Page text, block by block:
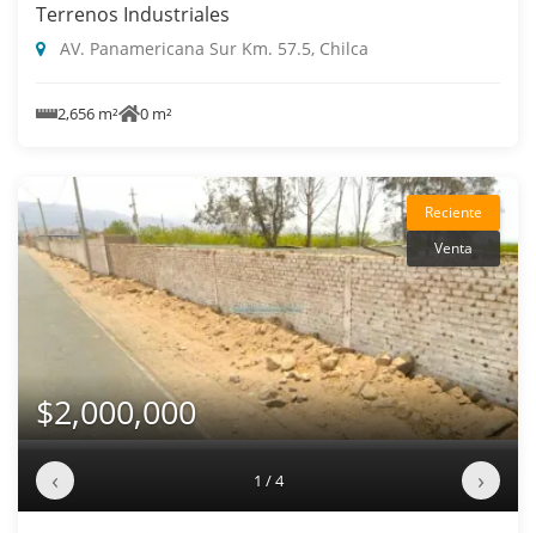
Terrenos Industriales
AV. Panamericana Sur Km. 57.5, Chilca
2,656 m² 0 m²
Reciente
Venta
$2,000,000
‹ 1 / 4 ›